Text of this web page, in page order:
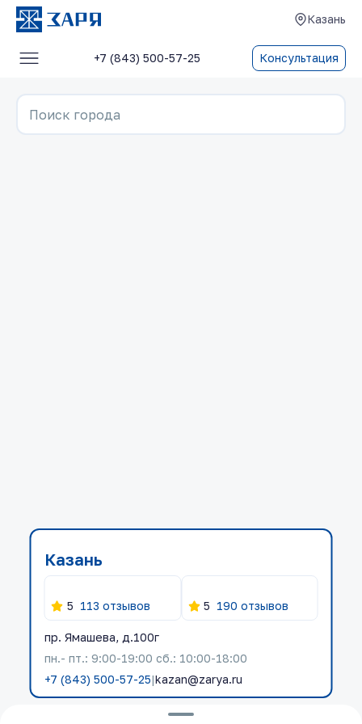
Казань
+7 (843) 500-57-25 Консультация
Услуги
О компании
Поиск города
Казань
5 113 отзывов 5 190 отзывов
пр. Ямашева, д.100г
пн.- пт.: 9:00-19:00 сб.: 10:00-18:00
+7 (843) 500-57-25|kazan@zarya.ru